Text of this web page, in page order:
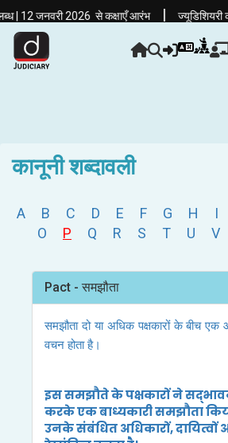
12 जनवरी 2026 से कक्षाएँ आरंभ| ज्यूडिशियरी की
कानूनी शब्दावली
A B C D E F G H I
O
P Q R S T U V
Pact - समझौता
समझौता दो या अधिक पक्षकारों के बीच एक
वचन होता है।
इस समझौते के पक्षकारों ने
करके एक बाध्यकारी समझौता
उनके संबंधित अधिकारों, दायित्वों